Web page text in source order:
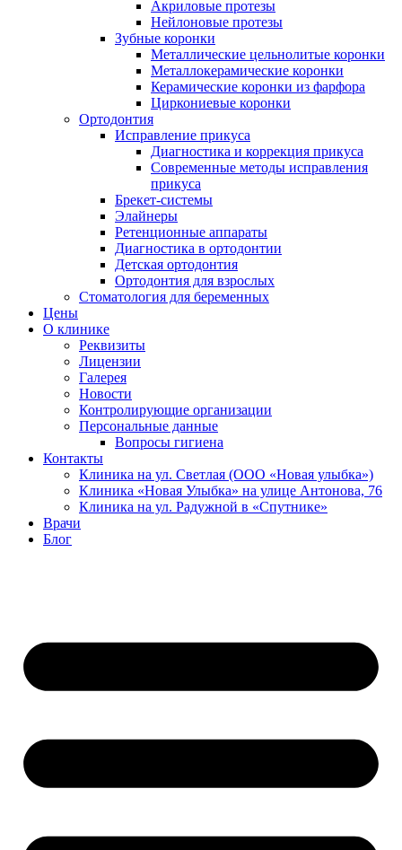
Акриловые протезы
Нейлоновые протезы
Зубные коронки
Металлические цельнолитые коронки
Металлокерамические коронки
Керамические коронки из фарфора
Циркониевые коронки
Ортодонтия
Исправление прикуса
Диагностика и коррекция прикуса
Современные методы исправления
прикуса
Брекет-системы
Элайнеры
Ретенционные аппараты
Диагностика в ортодонтии
Детская ортодонтия
Ортодонтия для взрослых
Стоматология для беременных
Цены
О клинике
Реквизиты
Лицензии
Галерея
Новости
Контролирующие организации
Персональные данные
Вопросы гигиена
Контакты
Клиника на ул. Светлая (ООО «Новая улыбка»)
Клиника «Новая Улыбка» на улице Антонова, 76
Клиника на ул. Радужной в «Спутнике»
Врачи
Блог